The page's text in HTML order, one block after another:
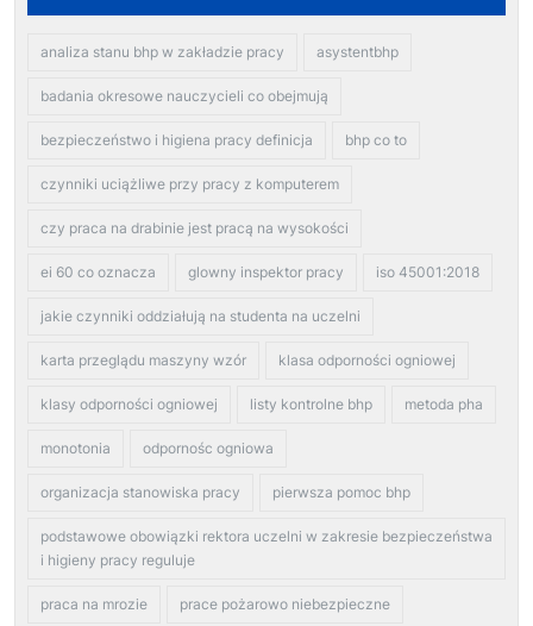
analiza stanu bhp w zakładzie pracy asystentbhp
badania okresowe nauczycieli co obejmują
bezpieczeństwo i higiena pracy definicja bhp co to
czynniki uciążliwe przy pracy z komputerem
czy praca na drabinie jest pracą na wysokości
ei 60 co oznacza glowny inspektor pracy iso 45001:2018
jakie czynniki oddziałują na studenta na uczelni
karta przeglądu maszyny wzór klasa odporności ogniowej
klasy odporności ogniowej listy kontrolne bhp metoda pha
monotonia odpornośc ogniowa
organizacja stanowiska pracy pierwsza pomoc bhp
podstawowe obowiązki rektora uczelni w zakresie bezpieczeństwa
i higieny pracy reguluje
praca na mrozie prace pożarowo niebezpieczne